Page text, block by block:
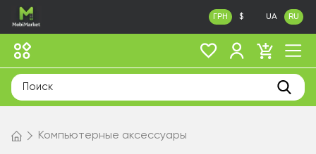
ГРН $ UA RU
Компьютерные аксессуары